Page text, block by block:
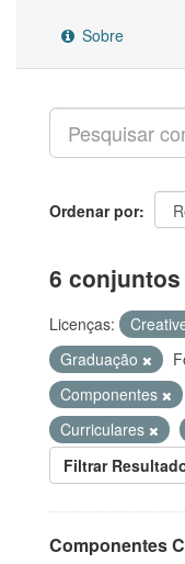
Sobre
Ordenar por
6
Licenças:
Graduação
Componentes
Curriculares
Filtrar
Componentes